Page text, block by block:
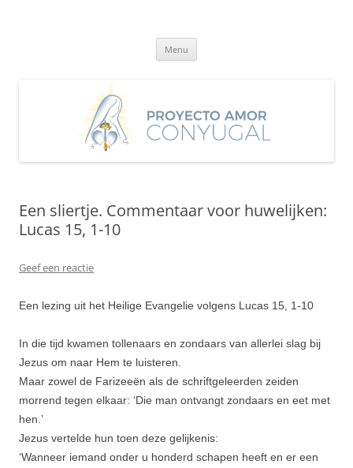
Menu
Een sliertje. Commentaar voor huwelijken:
Lucas 15, 1-10
Geef een reactie
Een lezing uit het Heilige Evangelie volgens Lucas 15, 1-10
In die tijd kwamen tollenaars en zondaars van allerlei slag bij
Jezus om naar Hem te luisteren.
Maar zowel de Farizeeën als de schriftgeleerden zeiden
morrend tegen elkaar: ‘Die man ontvangt zondaars en eet met
hen.’
Jezus vertelde hun toen deze gelijkenis:
‘Wanneer iemand onder u honderd schapen heeft en er een